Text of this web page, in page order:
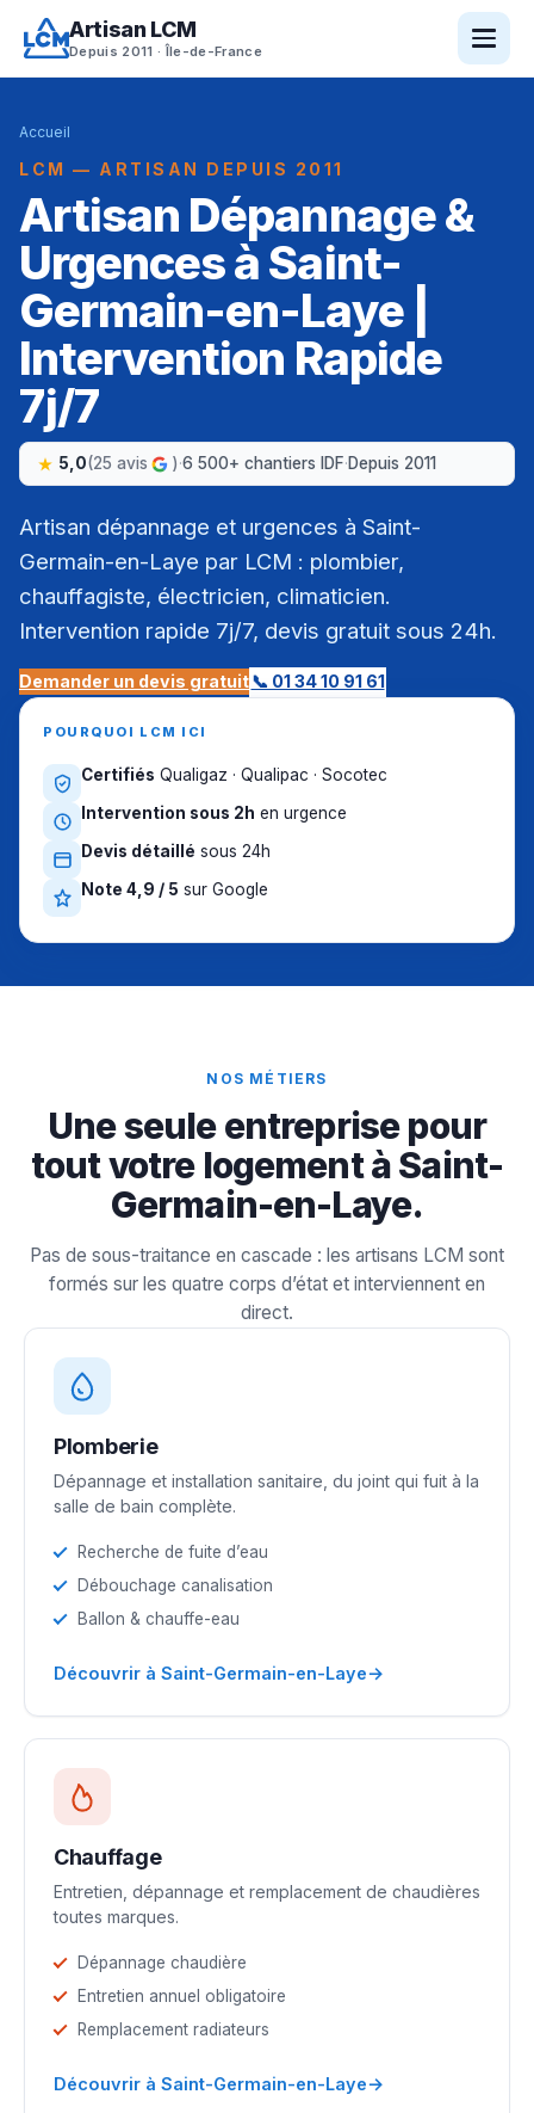
Artisan LCM
Depuis 2011 · Île-de-France
Accueil
LCM — ARTISAN DEPUIS 2011
Artisan Dépannage &
Urgences à Saint-
Germain-en-Laye |
Intervention Rapide
7j/7
5,0(25 avis )·6 500+ chantiers IDF·Depuis 2011
Artisan dépannage et urgences à Saint-
Germain-en-Laye par LCM : plombier,
chauffagiste, électricien, climaticien.
Intervention rapide 7j/7, devis gratuit sous 24h.
Demander un devis gratuit📞 01 34 10 91 61
POURQUOI LCM ICI
Certifiés Qualigaz · Qualipac · Socotec
Intervention sous 2h en urgence
Devis détaillé sous 24h
Note 4,9 / 5 sur Google
NOS MÉTIERS
Une seule entreprise pour
tout votre logement à Saint-
Germain-en-Laye.
Pas de sous-traitance en cascade : les artisans LCM sont
formés sur les quatre corps d’état et interviennent en
direct.
Plomberie
Dépannage et installation sanitaire, du joint qui fuit à la
salle de bain complète.
Recherche de fuite d’eau
Débouchage canalisation
Ballon & chauffe-eau
Découvrir à Saint-Germain-en-Laye→
Chauffage
Entretien, dépannage et remplacement de chaudières
toutes marques.
Dépannage chaudière
Entretien annuel obligatoire
Remplacement radiateurs
Découvrir à Saint-Germain-en-Laye→